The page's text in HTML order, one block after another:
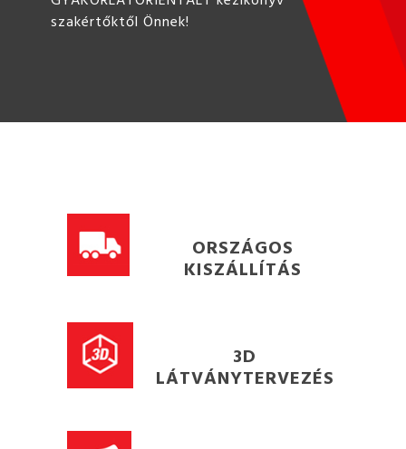
szakértőktől Önnek!
ORSZÁGOS
KISZÁLLÍTÁS
3D
LÁTVÁNYTERVEZÉS